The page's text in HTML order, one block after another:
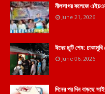
নীলসাগর কলেজে
June 21, 2026
ঈদের ছুটি শেষ:
June 06, 2026
দিনের পর দিন বাড়ছে